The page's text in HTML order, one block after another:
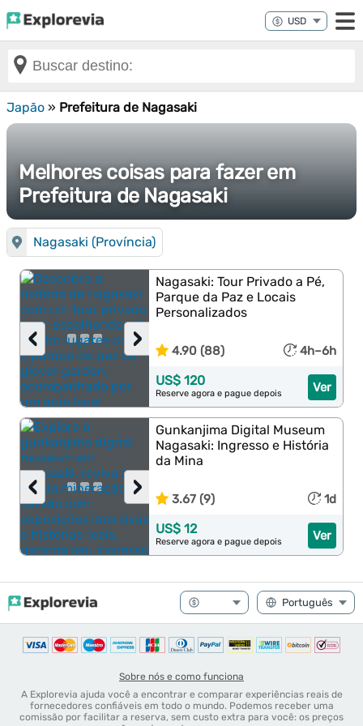
Japão » Prefeitura de Nagasaki
Melhores coisas para fazer em
Prefeitura de Nagasaki
Nagasaki (Província)
›
‹
Nagasaki: Tour Privado a Pé,
Parque da Paz e Locais
Personalizados
4.90 (88) 4h–6h
Ver
US$ 120
Reserve agora e pague depois
›
‹
Gunkanjima Digital Museum
Nagasaki: Ingresso e História
da Mina
3.67 (9) 1d
Ver
US$ 12
Reserve agora e pague depois
Sobre nós e como funciona
A Explorevia ajuda você a encontrar e comparar experiências reais de
fornecedores confiáveis em todo o mundo. Podemos receber uma
comissão por facilitar a reserva, sem custo extra para você: os preços